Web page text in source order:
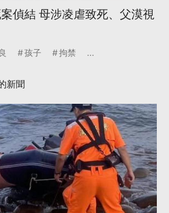
偵結 母涉凌虐致死、父漠視
孩子 拘禁 ...
新聞